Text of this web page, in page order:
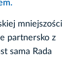
mniejszości
partnersko z
sama Rada